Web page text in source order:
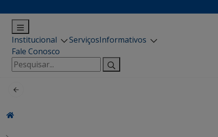
Institucional ServiçosInformativos
Fale Conosco
Pesquisar
por: